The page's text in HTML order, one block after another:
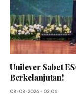
Unilever Sabet
Berkelanjutan!
08-08-2026 - 02.06